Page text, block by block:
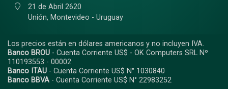
21 de Abril 2620
Unión, Montevideo - Uruguay
Los precios están en dólares americanos y no incluyen IVA.
Banco BROU - Cuenta Corriente US$ - OK Computers SRL Nº
110193553 - 00002
Banco ITAU - Cuenta Corriente US$ N° 1030840
Banco BBVA - Cuenta Corriente US$ N° 22983252